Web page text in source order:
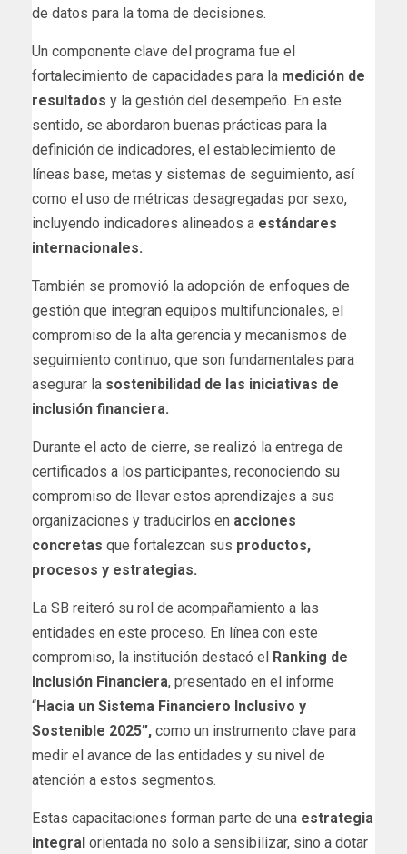
de datos para la toma de decisiones.
Un componente clave del programa fue el
fortalecimiento de capacidades para la medición de
resultados y la gestión del desempeño. En este
sentido, se abordaron buenas prácticas para la
definición de indicadores, el establecimiento de
líneas base, metas y sistemas de seguimiento, así
como el uso de métricas desagregadas por sexo,
incluyendo indicadores alineados a estándares
internacionales.
También se promovió la adopción de enfoques de
gestión que integran equipos multifuncionales, el
compromiso de la alta gerencia y mecanismos de
seguimiento continuo, que son fundamentales para
asegurar la sostenibilidad de las iniciativas de
inclusión financiera.
Durante el acto de cierre, se realizó la entrega de
certificados a los participantes, reconociendo su
compromiso de llevar estos aprendizajes a sus
organizaciones y traducirlos en acciones
concretas que fortalezcan sus productos,
procesos y estrategias.
La SB reiteró su rol de acompañamiento a las
entidades en este proceso. En línea con este
compromiso, la institución destacó el
Ranking de
Inclusión Financiera, presentado en el informe
“Hacia un Sistema Financiero Inclusivo y
Sostenible 2025”, como un instrumento clave para
medir el avance de las entidades y su nivel de
atención a estos segmentos.
Estas capacitaciones forman parte de una estrategia
integral orientada no solo a sensibilizar, sino a dotar